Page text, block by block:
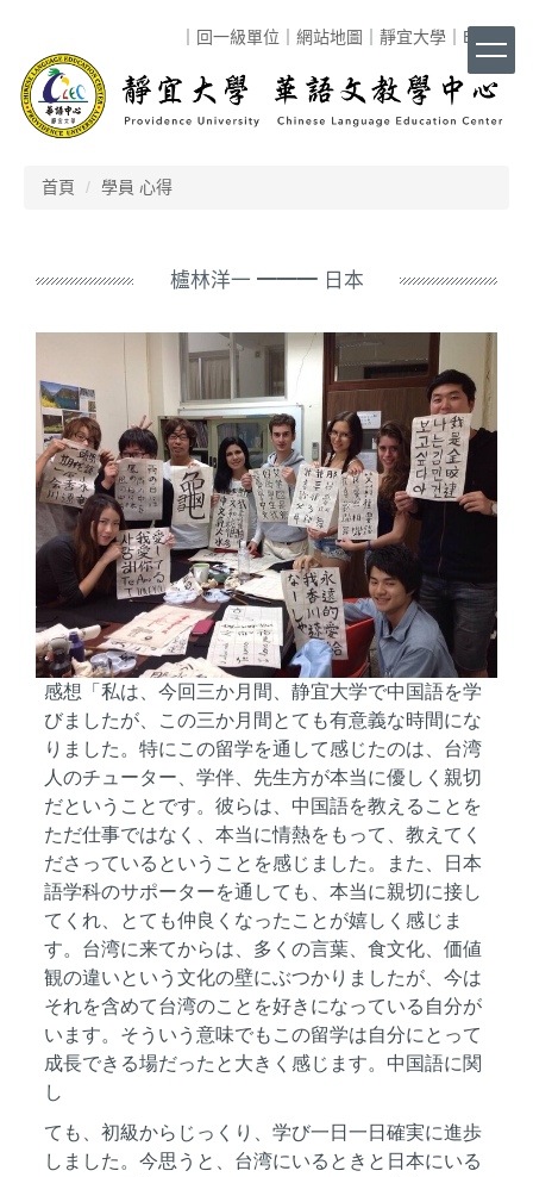
要
內
回一級單位 網站地圖 靜宜大學 ENG
首頁 學員 心得
櫨林洋一 ━━━ 日本
感想「私は、今回三か月間、静宜大学で中国語を学
びましたが、この三か月間とても有意義な時間にな
りました。特にこの留学を通して感じたのは、台湾
人のチューター、学伴、先生方が本当に優しく親切
だということです。彼らは、中国語を教えることを
ただ仕事ではなく、本当に情熱をもって、教えてく
ださっているということを感じました。また、日本
語学科のサポーターを通しても、本当に親切に接し
てくれ、とても仲良くなったことが嬉しく感じま
す。台湾に来てからは、多くの言葉、食文化、価値
観の違いという文化の壁にぶつかりましたが、今は
それを含めて台湾のことを好きになっている自分が
います。そういう意味でもこの留学は自分にとって
成長できる場だったと大きく感じます。中国語に関
し
ても、初級からじっくり、学び一日一日確実に進歩
しました。今思うと、台湾にいるときと日本にいる